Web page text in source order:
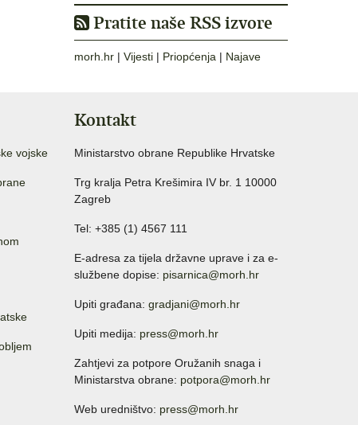
Pratite naše RSS izvore
morh.hr | Vijesti | Priopćenja | Najave
vojske
Kontakt
Ministarstvo obrane Republike Hrvatske
Trg kralja Petra Krešimira IV br. 1 10000
Zagreb
Tel: +385 (1) 4567 111
E-adresa za tijela državne uprave i za e-
službene dopise: pisarnica@morh.hr
Upiti građana: gradjani@morh.hr
Upiti medija: press@morh.hr
Zahtjevi za potpore Oružanih snaga i
Ministarstva obrane: potpora@morh.hr
Web uredništvo: press@morh.hr